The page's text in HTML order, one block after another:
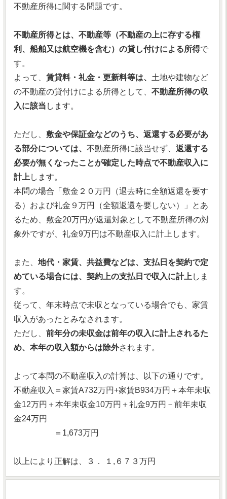
不動産所得に関する問題です。
不動産所得とは、不動産等（不動産の上に存する権
利、船舶又は航空機を含む）の貸し付けによる所得で
す。
よって、 賃貸料・礼金・更新料等は、 土地や建物など
の不動産の貸付けによる所得として、 不動産所得の収
入に該当 します。
ただし、 敷金や保証金などのうち、返還する必要があ
る部分については、 不動産所得に該当せず、 返還する
必要が無くなったことが確定した時点で不動産収入に
計上 します。
本問の場合「敷金２０万円（退去時に全額返還を要す
る）および礼金９万円（全額返還を要しない）」とあ
るため、敷金20万円が返還対象として不動産所得の対
象外ですが、礼金9万円は不動産収入に計上します。
また、 地代・家賃、共益費などは、支払日を契約で定
めている場合には、契約上の支払日で収入に計上 しま
す。
従って、年末時点で未収となっている場合でも、家賃
収入があったとみなされます。
ただし、 前年分の未収金は前年の収入に計上されるた
め、本年の収入額からは除外されます。
よって本問の不動産収入の計算は、以下の通りです。
不動産収入＝家賃A732万円+家賃B934万円＋本年未収
金12万円＋本年未収金10万円＋礼金9万円－前年未収
金24万円
＝1,673万円
以上により正解は、３． １,６７３万円